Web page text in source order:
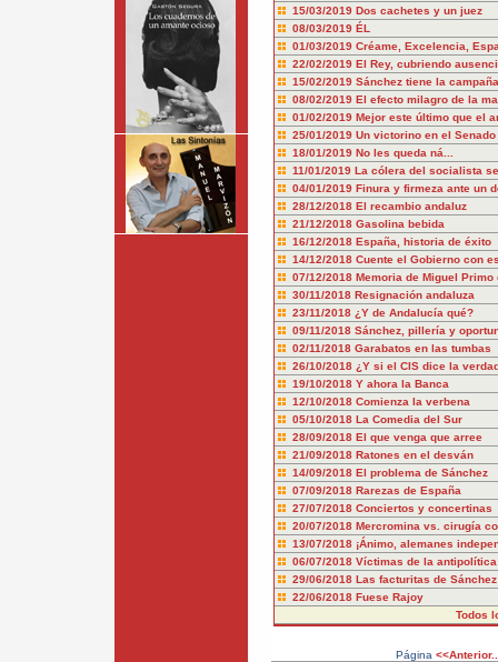
15/03/2019 Dos cachetes y un juez
08/03/2019 ÉL
01/03/2019 Créame, Excelencia,
22/02/2019 El Rey, cubriendo
15/02/2019 Sánchez tiene la
08/02/2019 El efecto milagro de la
01/02/2019 Mejor este último que el
25/01/2019 Un victorino en el Senado
18/01/2019 No les queda ná...
11/01/2019 La cólera del socialista
04/01/2019 Finura y firmeza ante un
28/12/2018 El recambio andaluz
21/12/2018 Gasolina bebida
16/12/2018 España, historia de éxito
14/12/2018 Cuente el Gobierno con
07/12/2018 Memoria de Miguel Primo
30/11/2018 Resignación andaluza
23/11/2018 ¿Y de Andalucía qué?
09/11/2018 Sánchez, pillería y
02/11/2018 Garabatos en las tumbas
26/10/2018 ¿Y si el CIS dice la
19/10/2018 Y ahora la Banca
12/10/2018 Comienza la verbena
05/10/2018 La Comedia del Sur
28/09/2018 El que venga que arree
21/09/2018 Ratones en el desván
14/09/2018 El problema de Sánchez
07/09/2018 Rarezas de España
27/07/2018 Conciertos y concertinas
20/07/2018 Mercromina vs. cirugía
13/07/2018 ¡Ánimo, alemanes
06/07/2018 Víctimas de la antipolítica
29/06/2018 Las facturitas de
22/06/2018 Fuese Rajoy
Todos
Página